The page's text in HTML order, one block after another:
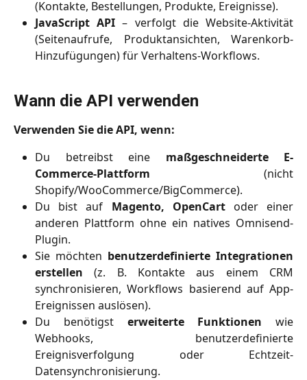
(Kontakte, Bestellungen, Produkte, Ereignisse).
JavaScript API – verfolgt die Website-Aktivität
(Seitenaufrufe, Produktansichten, Warenkorb-
Hinzufügungen) für Verhaltens-Workflows.
Wann die API verwenden
Verwenden Sie die API, wenn:
Du betreibst eine maßgeschneiderte E-
Commerce-Plattform (nicht
Shopify/WooCommerce/BigCommerce).
Du bist auf Magento, OpenCartoder einer
anderen Plattform ohne ein natives Omnisend-
Plugin.
Sie möchten benutzerdefinierte Integrationen
erstellen (z. B. Kontakte aus einem CRM
synchronisieren, Workflows basierend auf App-
Ereignissen auslösen).
Du benötigst erweiterte Funktionen wie
Webhooks, benutzerdefinierte
Ereignisverfolgung oder Echtzeit-
Datensynchronisierung.